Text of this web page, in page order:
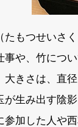
もつせいさ
や、竹につ
大きさは、直
生み出す陰
加した人や